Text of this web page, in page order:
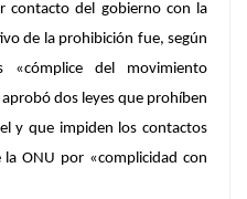
contacto del gobierno con la
de la prohibición fue, según
«cómplice del movimiento
dos leyes que prohíben
y que impiden los contactos
ONU por «complicidad con